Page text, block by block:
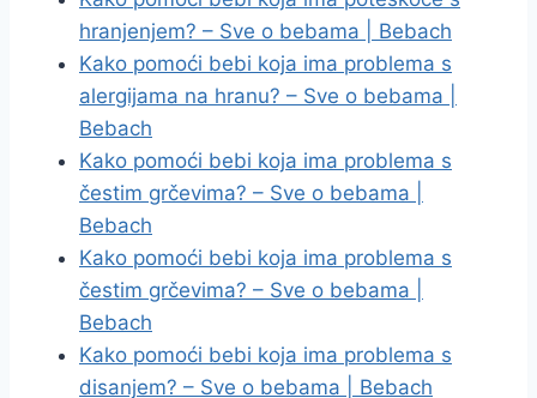
hranjenjem? – Sve o bebama | Bebach
Kako pomoći bebi koja ima problema s
alergijama na hranu? – Sve o bebama |
Bebach
Kako pomoći bebi koja ima problema s
čestim grčevima? – Sve o bebama |
Bebach
Kako pomoći bebi koja ima problema s
čestim grčevima? – Sve o bebama |
Bebach
Kako pomoći bebi koja ima problema s
disanjem? – Sve o bebama | Bebach